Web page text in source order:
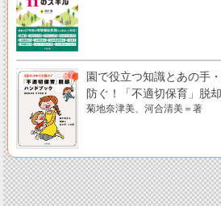
園で役立つ知識とあの手
防ぐ！「不適切保育」脱
菊地奈津美、河合清美＝著